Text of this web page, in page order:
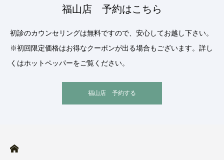
福山店 予約はこちら
初診のカウンセリングは無料ですので、安心してお越し下さい。
※初回限定価格はお得なクーポンが出る場合もございます。詳し
くはホットペッパーをご覧ください。
福山店 予約する